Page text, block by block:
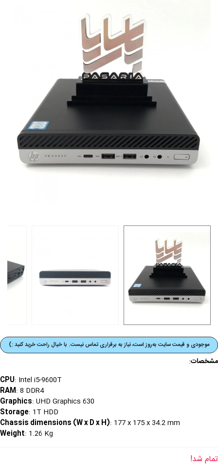
موجودی و قیمت‌ سایت به‌روز است، نیاز به برقراری تماس نیست. با خیال راحت خرید کنید :)
مشخصات:
CPU: Intel i5-9600T
RAM: 8 DDR4
Graphics: UHD Graphics 630
Storage: 1T HDD
Chassis dimensions (W x D x H): 177 x 175 x 34.2 mm
Weight: 1.26 Kg
تمام شد!